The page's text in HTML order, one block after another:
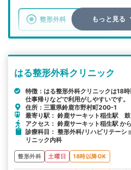
整形外科
検索する
詳細条件で絞り
その他の検索
駅から探す
もっと見る
はる整形外科クリニック
特徴：はる整形外科クリニックは18時
仕事帰りなどで利用がしやすいです。
住所：三重県鈴鹿市野村町200-1
最寄り駅： 鈴鹿サーキット稲生駅
アクセス： 鈴鹿サーキット稲生駅 か
診療科目： 整形外科/リハビリテーシ
リニック内科
整形外科 土曜日 18時以降OK